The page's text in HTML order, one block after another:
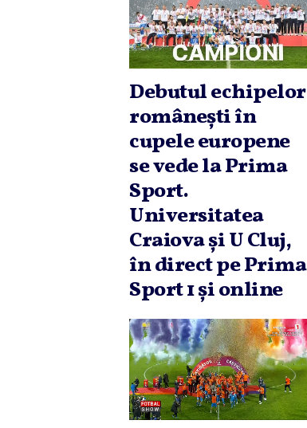
Debutul echipelor
româneşti în
cupele europene
se vede la Prima
Sport.
Universitatea
Craiova şi U Cluj,
în direct pe Prima
Sport 1 şi online